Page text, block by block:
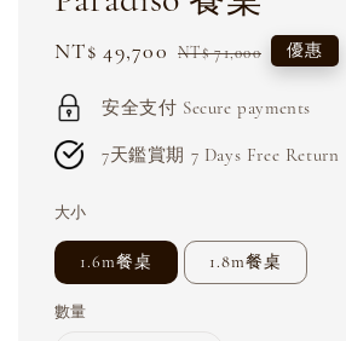
Sale
NT$ 49,700 Regular
NT$ 71,000 優惠
安全支付 Secure payments
7天鑑賞期 7 Days Free Return
大小
1.6m餐桌 1.8m餐桌
數量